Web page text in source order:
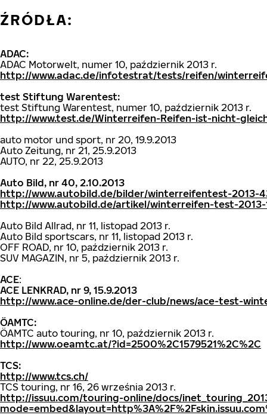
ŹRÓDŁA:
ADAC:
ADAC Motorwelt, numer 10, październik 2013 r.
http://www.adac.de/infotestrat/tests/reifen/
test Stiftung Warentest:
test Stiftung Warentest, numer 10, październik 2013 r.
http://www.test.de/Winterreifen-Reifen-ist-nicht-
auto motor und sport, nr 20, 19.9.2013
Auto Zeitung, nr 21, 25.9.2013
AUTO, nr 22, 25.9.2013
Auto Bild, nr 40, 2.10.2013
http://www.autobild.de/bilder/winterreifentest-2013-
http://www.autobild.de/artikel/winterreifen-test-2013-
Auto Bild Allrad, nr 11, listopad 2013 r.
Auto Bild sportscars, nr 11, listopad 2013 r.
OFF ROAD, nr 10, październik 2013 r.
SUV MAGAZIN, nr 5, październik 2013 r.
ACE:
ACE LENKRAD, nr 9, 15.9.2013
http://www.ace-online.de/der-club/news/ace-test-
ÖAMTC:
ÖAMTC auto touring, nr 10, październik 2013 r.
http://www.oeamtc.at/?id=2500%2C1579521%2C%2C
TCS:
http://www.tcs.ch/
TCS touring, nr 16, 26 września 2013 r.
http://issuu.com/touring-online/docs/